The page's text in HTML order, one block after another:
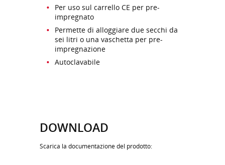
Per uso sul carrello CE per pre-
impregnato
Permette di alloggiare due secchi da
sei litri o una vaschetta per pre-
impregnazione
Autoclavabile
DOWNLOAD
Scarica la documentazione del prodotto: